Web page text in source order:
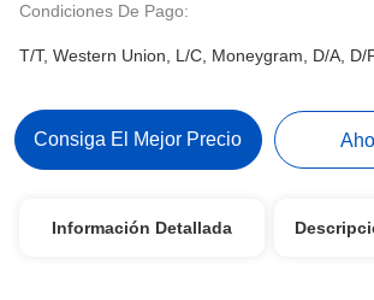
Condiciones De Pago:
T/T, Western Union, L/C, Moneygram, D/A, D/
Consiga El Mejor Precio
Información Detallada